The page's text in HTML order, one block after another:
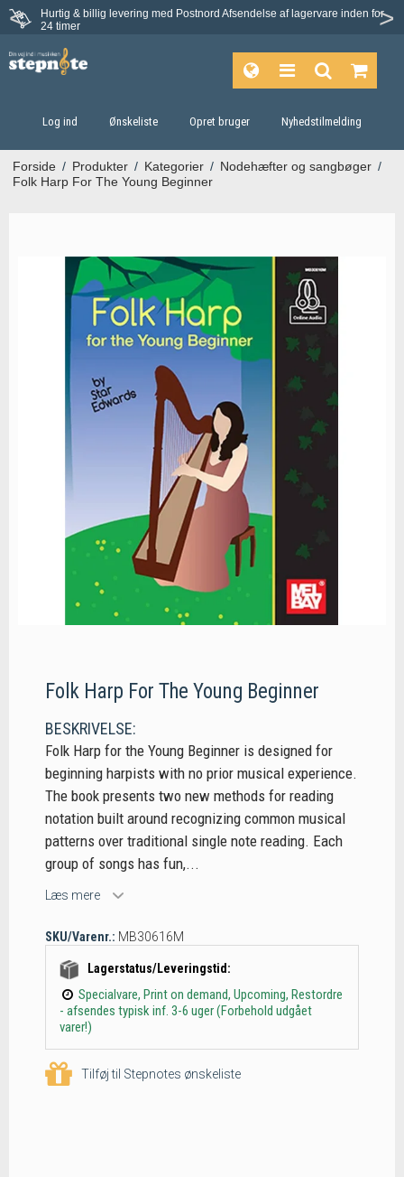
Hurtig & billig levering med Postnord Afsendelse af lagervare inden for
24 timer
Fortrydelsesret på 30 dage
Log ind Ønskeliste Opret bruger Nyhedstilmelding
Forside / Produkter / Kategorier / Nodehæfter og sangbøger /
Folk Harp For The Young Beginner
Folk Harp For The Young Beginner
BESKRIVELSE:
Folk Harp for the Young Beginner is designed for
beginning harpists with no prior musical experience.
The book presents two new methods for reading
notation built around recognizing common musical
patterns over traditional single note reading. Each
group of songs has fun,...
Læs mere
SKU/Varenr.: MB30616M
Lagerstatus/Leveringstid:
Specialvare, Print on demand, Upcoming, Restordre
- afsendes typisk inf. 3-6 uger (Forbehold udgået
varer!)
Tilføj til Stepnotes ønskeliste